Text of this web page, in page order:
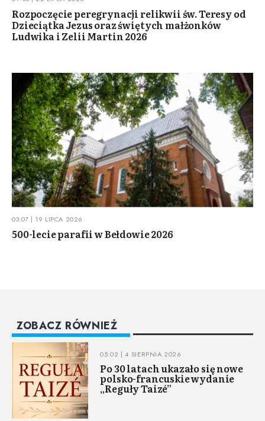
Rozpoczęcie peregrynacji relikwii św. Teresy od
Dzieciątka Jezus oraz świętych małżonków
Ludwika i Zelii Martin 2026
03:07 | 19 LIPCA 2026
500-lecie parafii w Bełdowie 2026
ZOBACZ RÓWNIEŻ
05:02 | 4 SIERPNIA 2026
Po 30 latach ukazało się nowe
polsko-francuskie wydanie
„Reguły Taizé”